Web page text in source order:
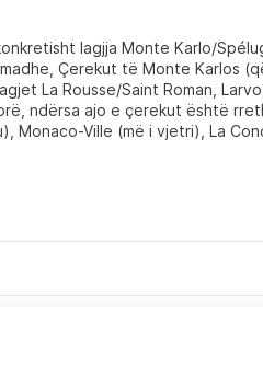
lagjja Monte Karlo/
Çerekut të Monte Karlos
La Rousse/Saint Roman,
ndërsa ajo e çerekut është
Monaco-Ville (më i vjetri), La